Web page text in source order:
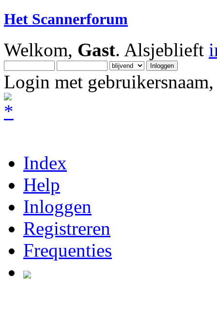
Het Scannerforum
Welkom, Gast. Alsjeblieft
Login met
Index
Help
Inloggen
Registreren
Frequenties